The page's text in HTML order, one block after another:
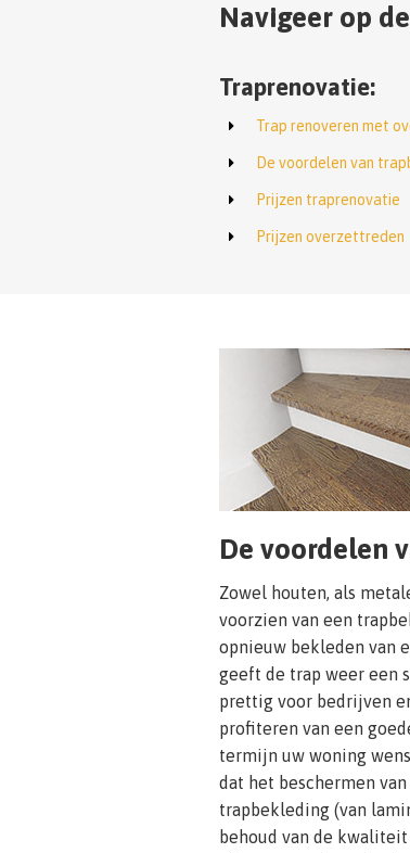
Navigeer op
Traprenovatie:
Trap renoveren met
De voordelen van
Prijzen traprenovatie
Prijzen overzettreden
De voordelen
Zowel houten, als
voorzien van een
opnieuw bekleden van
geeft de trap weer een
prettig voor bedrijven
profiteren van een
termijn uw woning
dat het beschermen
trapbekleding (van
behoud van de